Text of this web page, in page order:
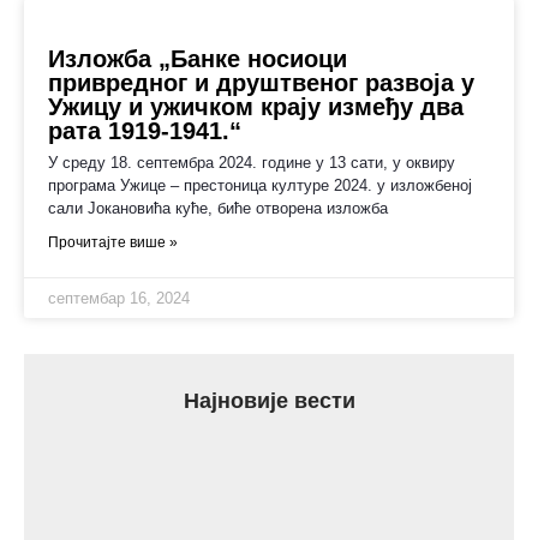
Изложба „Банке носиоци
привредног и друштвеног развоја у
Ужицу и ужичком крају између два
рата 1919-1941.“
У среду 18. септембра 2024. године у 13 сати, у оквиру
програма Ужице – престоница културе 2024. у изложбеној
сали Јокановића куће, биће отворена изложба
Прочитајте више »
септембар 16, 2024
Најновије вести